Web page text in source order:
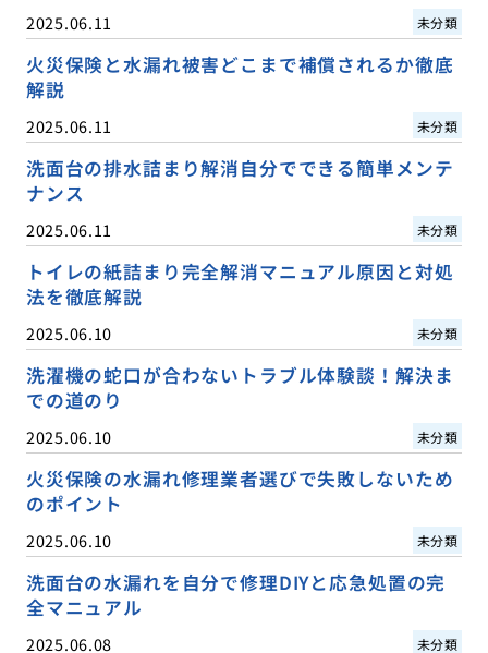
2025.06.11 未分類
火災保険と水漏れ被害どこまで補償されるか徹底
解説
2025.06.11 未分類
洗面台の排水詰まり解消自分でできる簡単メンテ
ナンス
2025.06.11 未分類
トイレの紙詰まり完全解消マニュアル原因と対処
法を徹底解説
2025.06.10 未分類
洗濯機の蛇口が合わないトラブル体験談！解決ま
での道のり
2025.06.10 未分類
火災保険の水漏れ修理業者選びで失敗しないため
のポイント
2025.06.10 未分類
洗面台の水漏れを自分で修理DIYと応急処置の完
全マニュアル
2025.06.08 未分類